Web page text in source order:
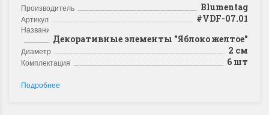
Производитель Blumentag
Артикул #VDF-07.01
Название
Декоративные элементы "Яблоко желтое"
Диаметр 2 см
Комплектация 6 шт
Подробнее